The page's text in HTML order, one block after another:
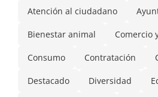
Atención al ciudadano
Bienestar animal Comercio
Consumo Contratación
Destacado Diversidad